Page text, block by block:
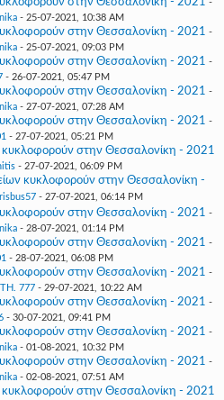
-
- 25-07-2021, 10:38 AM
στην Θεσσαλονίκη - 2021 -
- 25-07-2021, 09:03 PM
στην Θεσσαλονίκη - 2021 -
- 26-07-2021, 05:47 PM
στην Θεσσαλονίκη - 2021 -
- 27-07-2021, 07:28 AM
στην Θεσσαλονίκη - 2021 -
- 27-07-2021, 05:21 PM
κυκλοφορούν στην Θεσσαλονίκη - 2021
- 27-07-2021, 06:09 PM
κυκλοφορούν στην Θεσσαλονίκη -
- 27-07-2021, 06:14 PM
στην Θεσσαλονίκη - 2021 -
- 28-07-2021, 01:14 PM
στην Θεσσαλονίκη - 2021 -
- 28-07-2021, 06:08 PM
στην Θεσσαλονίκη - 2021 -
777- 29-07-2021, 10:22 AM
στην Θεσσαλονίκη - 2021 -
- 30-07-2021, 09:41 PM
στην Θεσσαλονίκη - 2021 -
- 01-08-2021, 10:32 PM
στην Θεσσαλονίκη - 2021 -
- 02-08-2021, 07:51 AM
κυκλοφορούν στην Θεσσαλονίκη - 2021